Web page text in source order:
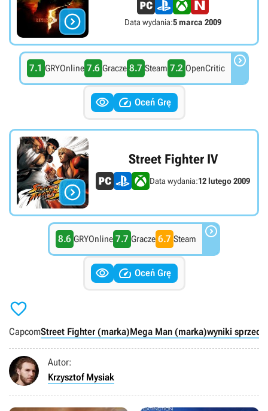
 Data wydania:5 marca 2009
7.1 GRYOnline 7.6 Gracze 8.7 Steam 7.2 OpenCritic 
  Oceń Grę

Street Fighter IV
Data wydania:12 lutego 2009
8.6 GRYOnline 7.7 Gracze 6.7 Steam 
  Oceń Grę

CapcomStreet Fighter (marka)Mega Man (marka)wyniki
Autor:
Krzysztof Mysiak